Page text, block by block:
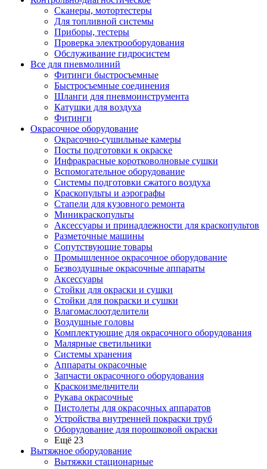
Сканеры, мотортестеры
Для топливной системы
Приборы, тестеры
Проверка электрооборудования
Обслуживание гидросистем
Все для пневмолиний
Фитинги быстросъемные
Быстросъемные соединения
Шланги для пневмоинструмента
Катушки для воздуха
Фитинги
Окрасочное оборудование
Окрасочно-сушильные камеры
Посты подготовки к окраске
Инфракрасные коротковолновые сушки
Вспомогательное оборудование
Системы подготовки сжатого воздуха
Краскопульты и аэрографы
Стапели для кузовного ремонта
Миникраскопульты
Аксессуары и принадлежности для краскопультов
Разметочные машины
Сопутствующие товары
Промышленное окрасочное оборудование
Безвоздушные окрасочные аппараты
Аксессуары
Стойки для окраски и сушки
Стойки для покраски и сушки
Влагомаслоотделители
Воздушные головы
Комплектующие для окрасочного оборудования
Малярные светильники
Системы хранения
Аппараты окрасочные
Запчасти окрасочного оборудования
Краскоизмельчители
Рукава окрасочные
Пистолеты для окрасочных аппаратов
Устройства внутренней покраски труб
Оборудование для порошковой окраски
Ещё 23
Вытяжное оборудование
Вытяжки стационарные